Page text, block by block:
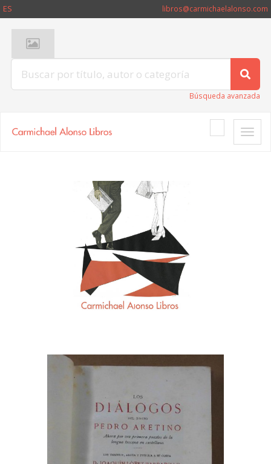
ES libros@carmichaelalonso.com
Búsqueda avanzada
Toggle